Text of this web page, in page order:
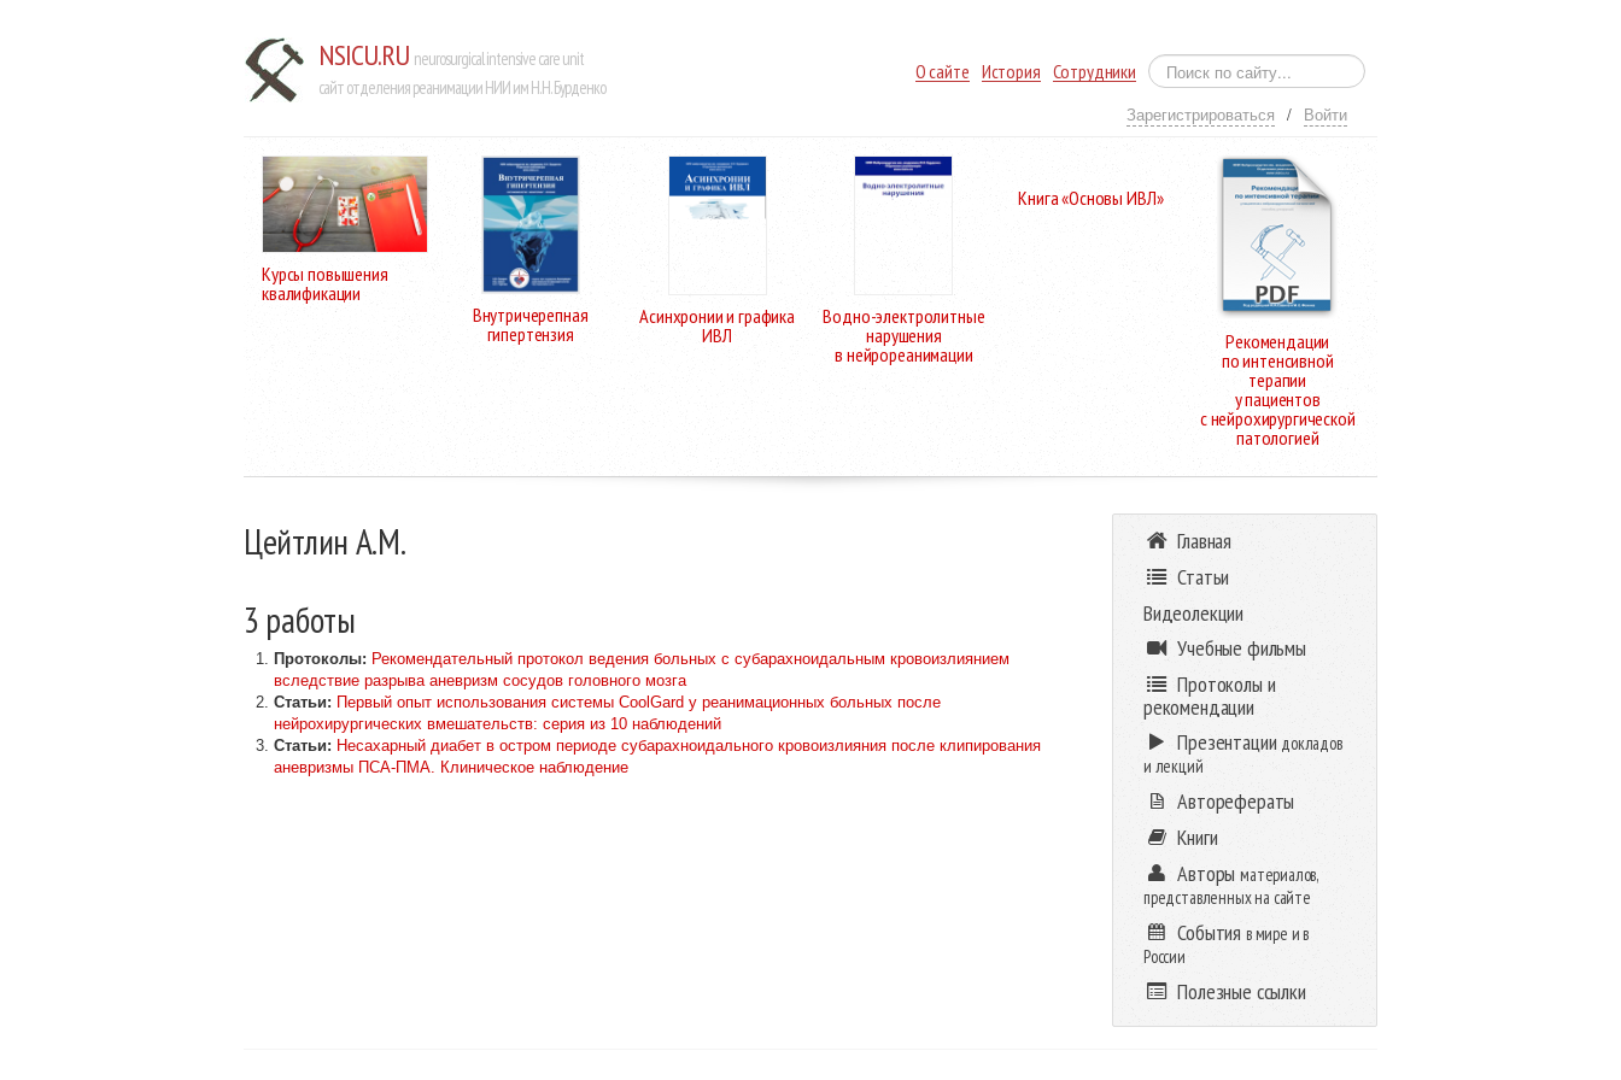
NSICU.RU neurosurgical intensive care unit
сайт отделения реанимации НИИ им Н.Н. Бурденко
О сайте История Сотрудники
Зарегистрироваться / Войти
Курсы повышения
квалификации
Внутричерепная
гипертензия
Асинхронии и графика
ИВЛ
Водно-электролитные
нарушения
в нейрореанимации
Книга «Основы ИВЛ»
Рекомендации
по интенсивной
терапии
у пациентов
с нейрохирургической
патологией
Цейтлин А.М.
3 работы
Протоколы: Рекомендательный протокол ведения больных с субарахноидальным кровоизлиянием
вследствие разрыва аневризм сосудов головного мозга
Статьи: Первый опыт иcпользования системы CoolGard у реанимационных больных после
нейрохирургических вмешательств: серия из 10 наблюдений
Статьи: Несахарный диабет в остром периоде субарахноидального кровоизлияния после клипирования
аневризмы ПСА-ПМА. Клиническое наблюдение
Главная
Статьи
Видеолекции
Учебные фильмы
Протоколы и
рекомендации
Презентации докладов
и лекций
Авторефераты
Книги
Авторыматериалов,
представленных на сайте
События в мире и в
России
Полезные ссылки